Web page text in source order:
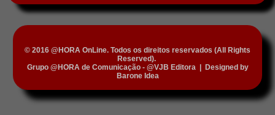
© 2016 @HORA OnLine. Todos os direitos reservados (All Rights
Reserved).
Grupo @HORA de Comunicação - @VJB Editora|
Designed by
Barone Idea